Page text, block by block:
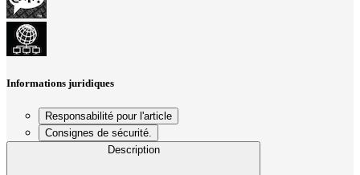
Informations juridiques
Responsabilité pour l'article
Consignes de sécurité.
Description